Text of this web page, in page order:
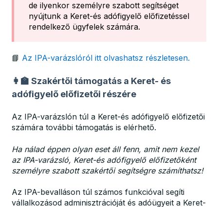
de ilyenkor személyre szabott segítséget
nyújtunk a Keret-és adófigyelő előfizetéssel
rendelkező ügyfelek számára.
📘 Az IPA-varázslóról itt olvashatsz részletesen.
👩‍🏫 Szakértői támogatás a Keret- és
adófigyelő előfizetői részére
Az IPA-varázslón túl a Keret-és adófigyelő előfizetői
számára további támogatás is elérhető.
Ha nálad éppen olyan eset áll fenn, amit nem kezel
az IPA-varázsló, Keret-és adófigyelő előfizetőként
személyre szabott szakértői segítségre számíthatsz!
Az IPA-bevalláson túl számos funkcióval segíti
vállalkozásod adminisztrációját és adóügyeit a Keret-